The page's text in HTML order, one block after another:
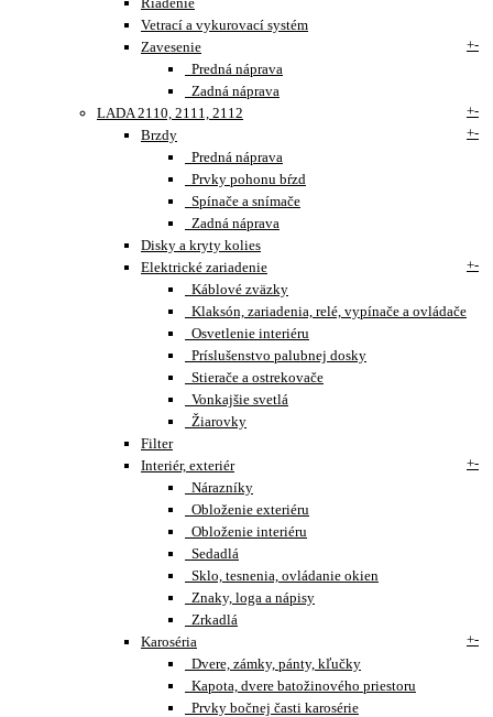
Vetrací a vykurovací systém
Zavesenie
+-
Predná náprava
Zadná náprava
LADA 2110, 2111, 2112
+-
Brzdy
+-
Predná náprava
Prvky pohonu bŕzd
Spínače a snímače
Zadná náprava
Disky a kryty kolies
Elektrické zariadenie
+-
Káblové zväzky
Klaksón, zariadenia, relé, vypínače a ovládače
Osvetlenie interiéru
Príslušenstvo palubnej dosky
Stierače a ostrekovače
Vonkajšie svetlá
Žiarovky
Filter
Interiér, exteriér
+-
Nárazníky
Obloženie exteriéru
Obloženie interiéru
Sedadlá
Sklo, tesnenia, ovládanie okien
Znaky, loga a nápisy
Zrkadlá
Karoséria
+-
Dvere, zámky, pánty, kľučky
Kapota, dvere batožinového priestoru
Prvky bočnej časti karosérie